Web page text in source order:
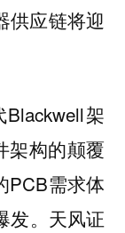
供应链将迎
架
架构的颠覆
PCB需求体
发。天风证